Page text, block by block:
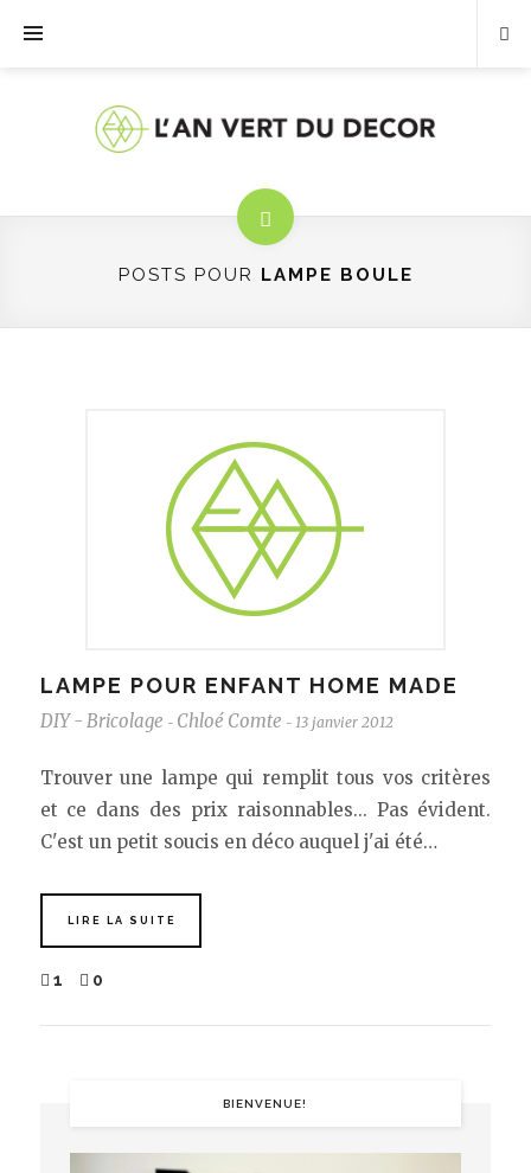
POSTS POUR LAMPE BOULE
LAMPE POUR ENFANT HOME MADE
DIY - Bricolage - Chloé Comte - 13 janvier 2012
Trouver une lampe qui remplit tous vos critères
et ce dans des prix raisonnables... Pas évident.
C'est un petit soucis en déco auquel j'ai été…
LIRE LA SUITE
1 0
BIENVENUE!